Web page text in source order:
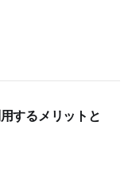
するメリットと